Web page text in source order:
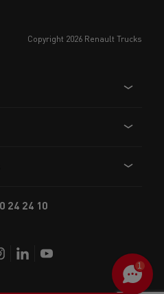
copyright 2026 Renault Trucks
24 24 10
1